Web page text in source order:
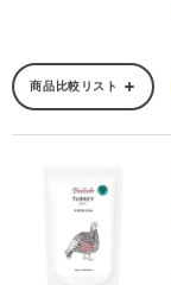
商品比較リスト